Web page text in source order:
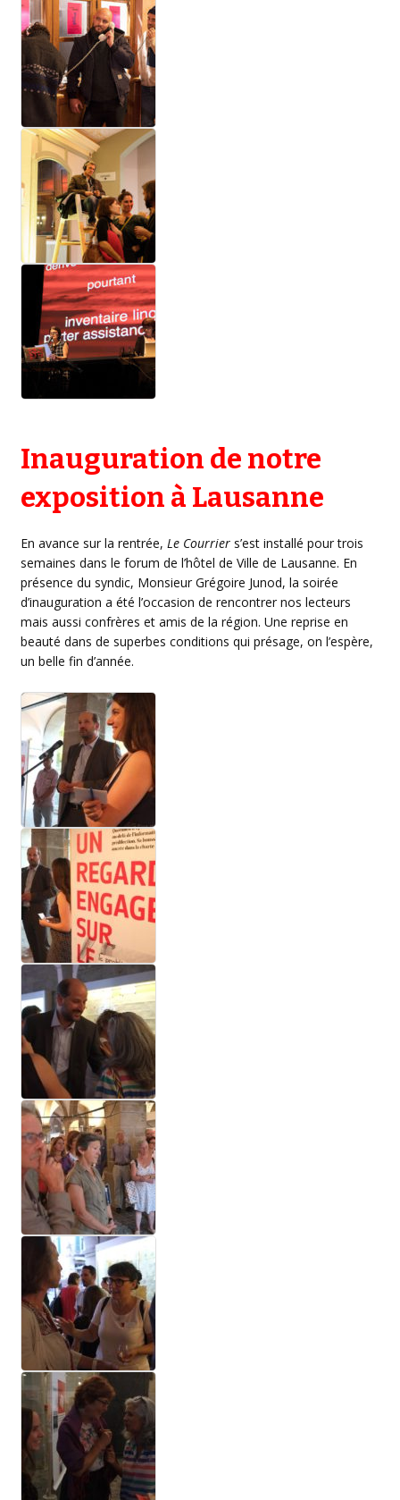
Inauguration de notre
exposition à Lausanne
En avance sur la rentrée, Le Courriers’est installé pour trois
semaines dans le forum de l’hôtel de Ville de Lausanne. En
présence du syndic, Monsieur Grégoire Junod, la soirée
d’inauguration a été l’occasion de rencontrer nos lecteurs
mais aussi confrères et amis de la région. Une reprise en
beauté dans de superbes conditions qui présage, on l’espère,
un belle fin d’année.